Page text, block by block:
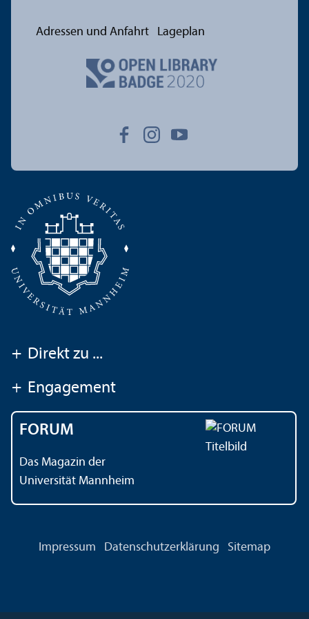
Adressen und Anfahrt Lageplan
+ Direkt zu ...
+ Engagement
FORUM
Das Magazin der
Universität Mannheim
Impressum Datenschutz­erklärung Sitemap